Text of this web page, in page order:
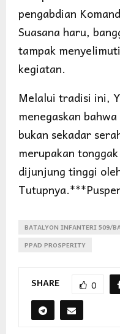
pengabdian
Suasana haru,
tampak
kegiatan.
Melalui tradisi ini,
menegaskan
bukan sekadar
merupakan
dijunjung tinggi
BATALYON INFANTERI 509/
PPAD PROSPERITY
SHARE 0